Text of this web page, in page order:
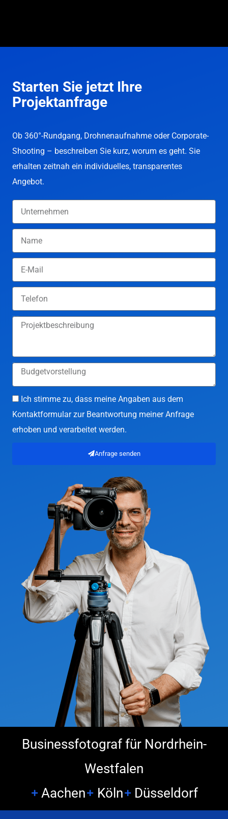
Starten Sie jetzt Ihre
Projektanfrage
Ob 360°-Rundgang, Drohnenaufnahme oder Corporate-
Shooting – beschreiben Sie kurz, worum es geht. Sie
erhalten zeitnah ein individuelles, transparentes
Angebot.
Ich stimme zu, dass meine Angaben aus dem
Kontaktformular zur Beantwortung meiner Anfrage
erhoben und verarbeitet werden.
Anfrage senden
Businessfotograf für Nordrhein-
Westfalen
Aachen
Köln Düsseldorf